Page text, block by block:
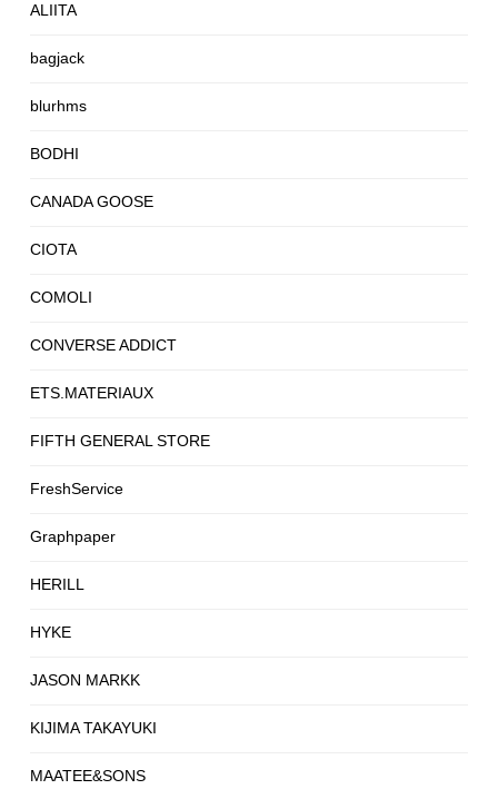
ALIITA
bagjack
blurhms
BODHI
CANADA GOOSE
CIOTA
COMOLI
CONVERSE ADDICT
ETS.MATERIAUX
FIFTH GENERAL STORE
FreshService
Graphpaper
HERILL
HYKE
JASON MARKK
KIJIMA TAKAYUKI
MAATEE&SONS